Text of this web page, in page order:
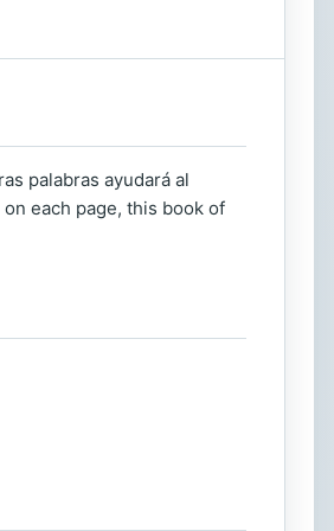
palabras ayudará al
each page, this book of